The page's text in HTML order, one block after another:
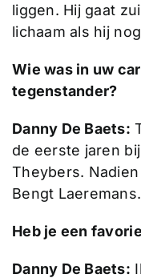
liggen. Hij gaat
lichaam als hij
Wie was in uw
tegenstander?
Danny De Baets:
de eerste jaren
Theybers.
Bengt Laeremans.
Heb je een
Danny De Baets: